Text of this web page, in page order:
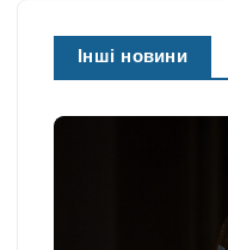
Інші новини